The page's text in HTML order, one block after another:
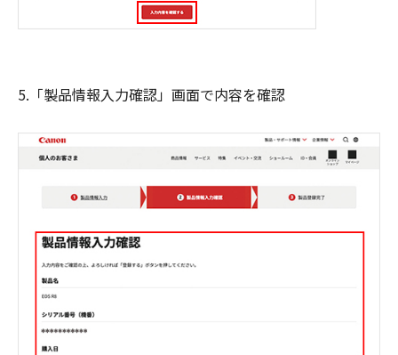
5.「製品情報入力確認」画面で内容を確認